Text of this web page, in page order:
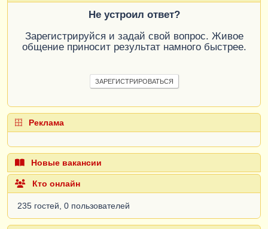
Не устроил ответ?
Зарегистрируйся и задай свой вопрос. Живое
общение приносит результат намного быстрее.
ЗАРЕГИСТРИРОВАТЬСЯ
Реклама
Новые вакансии
Кто онлайн
235 гостей, 0 пользователей